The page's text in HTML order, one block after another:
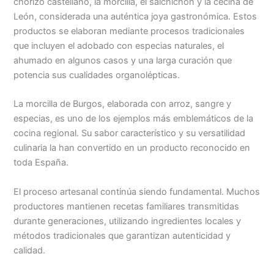
León, considerada una auténtica joya gastronómica. Estos
productos se elaboran mediante procesos tradicionales
que incluyen el adobado con especias naturales, el
ahumado en algunos casos y una larga curación que
potencia sus cualidades organolépticas.
La morcilla de Burgos, elaborada con arroz, sangre y
especias, es uno de los ejemplos más emblemáticos de la
cocina regional. Su sabor característico y su versatilidad
culinaria la han convertido en un producto reconocido en
toda España.
El proceso artesanal continúa siendo fundamental. Muchos
productores mantienen recetas familiares transmitidas
durante generaciones, utilizando ingredientes locales y
métodos tradicionales que garantizan autenticidad y
calidad.